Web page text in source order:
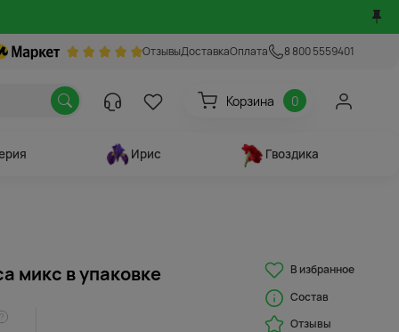
ОтзывыДоставкаОплата 8 800 5559401
Корзина 0
Ирис Гвоздика
микс в упаковке
В избранное
Состав
Отзывы